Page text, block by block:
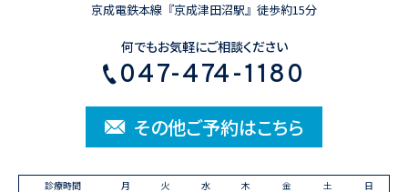
京成電鉄本線『京成津田沼駅』徒歩約15分
何でもお気軽にご相談ください
047-474-1180
その他ご予約はこちら
診療時間 月 火 水 木 金 土 日